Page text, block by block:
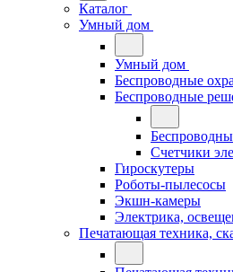
Каталог
Умный дом
Умный дом
Беспроводные
Беспроводные
Счетчики
Гироскутеры
Роботы-пылесосы
Экшн-камеры
Электрика,
Печатающая техника,